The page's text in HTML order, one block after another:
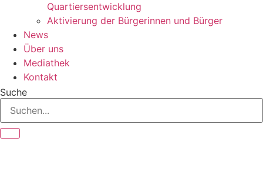
Quartiersentwicklung
Aktivierung der Bürgerinnen und Bürger
News
Über uns
Mediathek
Kontakt
Suche